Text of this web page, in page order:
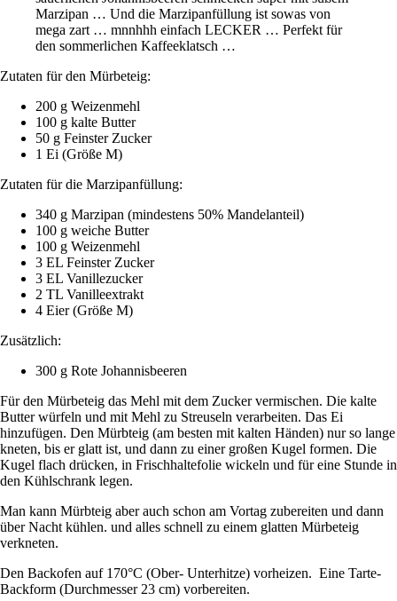
Marzipan … Und die Marzipanfüllung ist sowas von
mega zart … mnnhhh einfach LECKER … Perfekt für
den sommerlichen Kaffeeklatsch …
Zutaten für den Mürbeteig:
200 g Weizenmehl
100 g kalte Butter
50 g Feinster Zucker
1 Ei (Größe M)
Zutaten für die Marzipanfüllung:
340 g Marzipan (mindestens 50% Mandelanteil)
100 g weiche Butter
100 g Weizenmehl
3 EL Feinster Zucker
3 EL Vanillezucker
2 TL Vanilleextrakt
4 Eier (Größe M)
Zusätzlich:
300 g Rote Johannisbeeren
Für den Mürbeteig das Mehl mit dem Zucker vermischen. Die kalte
Butter würfeln und mit Mehl zu Streuseln verarbeiten. Das Ei
hinzufügen. Den Mürbteig (am besten mit kalten Händen) nur so lange
kneten, bis er glatt ist, und dann zu einer großen Kugel formen. Die
Kugel flach drücken, in Frischhaltefolie wickeln und für eine Stunde in
den Kühlschrank legen.
Man kann Mürbteig aber auch schon am Vortag zubereiten und dann
über Nacht kühlen. und alles schnell zu einem glatten Mürbeteig
verkneten.
Den Backofen auf 170°C (Ober- Unterhitze) vorheizen. Eine Tarte-
Backform (Durchmesser 23 cm) vorbereiten.